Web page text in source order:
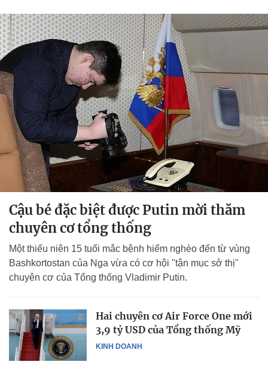
Cậu bé đặc biệt được Putin mời thăm
chuyên cơ tổng thống
Một thiếu niên 15 tuổi mắc bệnh hiểm nghèo đến từ vùng
Bashkortostan của Nga vừa có cơ hội "tận mục sở thị"
chuyên cơ của Tổng thống Vladimir Putin.
KINH DOANH
Hai chuyên cơ Air Force One mới
3,9 tỷ USD của Tổng thống Mỹ